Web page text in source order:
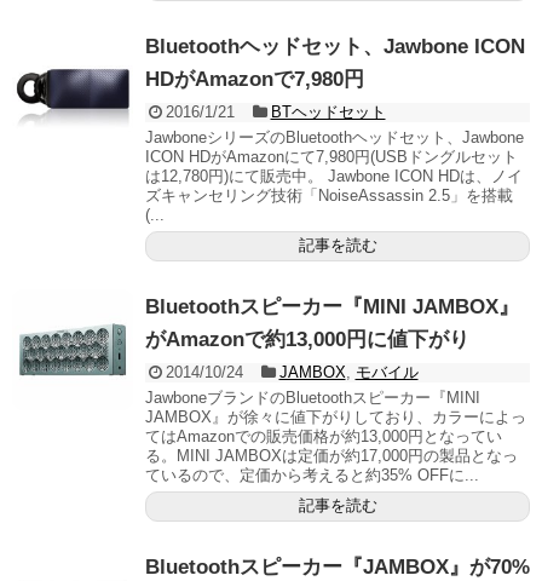
Bluetoothヘッドセット、Jawbone ICON
HDがAmazonで7,980円
2016/1/21
BTヘッドセット
JawboneシリーズのBluetoothヘッドセット、Jawbone
ICON HDがAmazonにて7,980円(USBドングルセット
は12,780円)にて販売中。 Jawbone ICON HDは、ノイ
ズキャンセリング技術「NoiseAssassin 2.5」を搭載
(...
記事を読む
Bluetoothスピーカー『MINI JAMBOX』
がAmazonで約13,000円に値下がり
2014/10/24 JAMBOX
モバイル
JawboneブランドのBluetoothスピーカー『MINI
JAMBOX』が徐々に値下がりしており、カラーによっ
てはAmazonでの販売価格が約13,000円となってい
る。MINI JAMBOXは定価が約17,000円の製品となっ
ているので、定価から考えると約35% OFFに...
記事を読む
Bluetoothスピーカー『JAMBOX』が70%